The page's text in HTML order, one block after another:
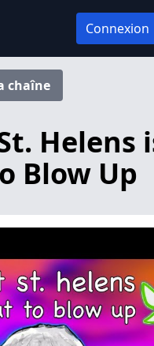
Connexion
chaîne
Helens
Blow Up